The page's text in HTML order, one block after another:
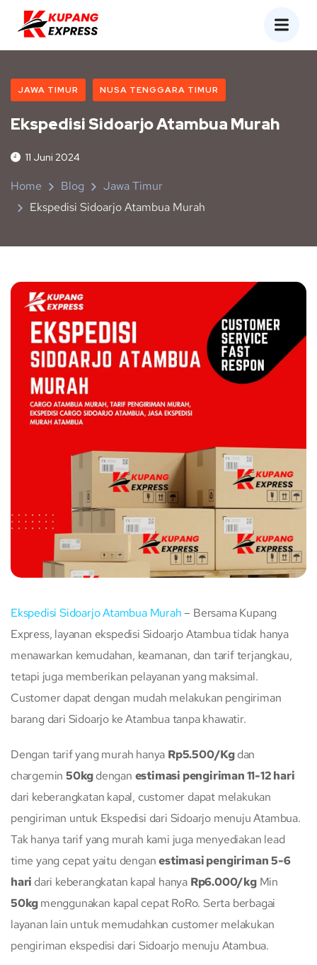
JAWA TIMUR NUSA TENGGARA TIMUR
Ekspedisi Sidoarjo Atambua Murah
11 Juni 2024
Home Blog
Jawa Timur
Ekspedisi Sidoarjo Atambua Murah
Ekspedisi Sidoarjo Atambua Murah – Bersama Kupang
Express, layanan ekspedisi Sidoarjo Atambua tidak hanya
menawarkan kemudahan, keamanan, dan tarif terjangkau,
tetapi juga memberikan pelayanan yang maksimal.
Customer dapat dengan mudah melakukan pengiriman
barang dari Sidoarjo ke Atambua tanpa khawatir.
Dengan tarif yang murah hanya Rp5.500/Kgdan
chargemin50kgdengan estimasi pengiriman 11-12 hari
dari keberangkatan kapal, customer dapat melakukan
pengiriman untuk Ekspedisi dari Sidoarjo menuju Atambua.
Tak hanya tarif yang murah kami juga menyediakan lead
time yang cepat yaitu denganestimasi pengiriman 5-6
hari dari keberangkatan kapal hanya Rp6.000/kgMin
50kgmenggunakan kapal cepat RoRo. Serta berbagai
layanan lain untuk memudahkan customer melakukan
pengiriman ekspedisi dari Sidoarjo menuju Atambua.